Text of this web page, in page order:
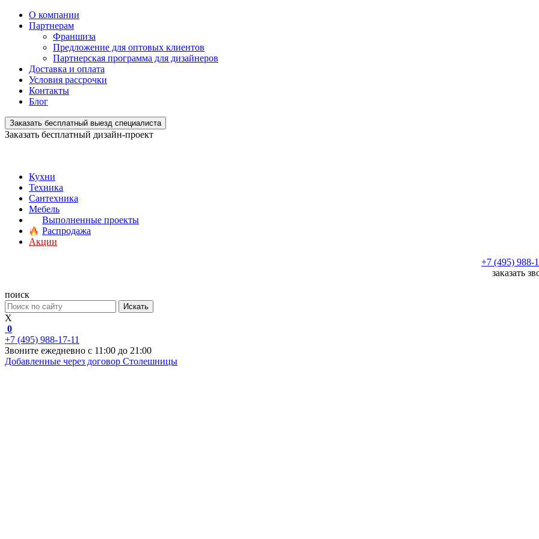
О компании
Партнерам
Франшиза
Предложение для оптовых клиентов
Партнерская программа для дизайнеров
Доставка и оплата
Условия рассрочки
Контакты
Блог
Заказать бесплатный выезд специалиста
Заказать бесплатный дизайн-проект
Кухни
Техника
Сантехника
Мебель
Выполненные проекты
Распродажа
Акции
+7 (495) 988-
заказать
поиск
Искать
X
0
+7 (495) 988-17-11
Звоните ежедневно с 11:00 до 21:00
Добавленные через договор Столешницы